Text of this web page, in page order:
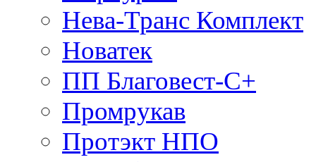
Нева-Транс Комплект
Новатек
ПП Благовест-С+
Промрукав
Протэкт НПО